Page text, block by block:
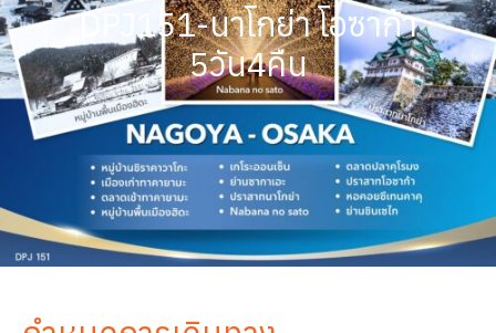
DPJ151-นาโกย่า โอซาก้า
5วัน4คืน